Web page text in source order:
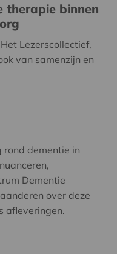
therapie binnen
Lezerscollectief,
van samenzijn en
rond dementie in
Dementie
over deze
afleveringen.